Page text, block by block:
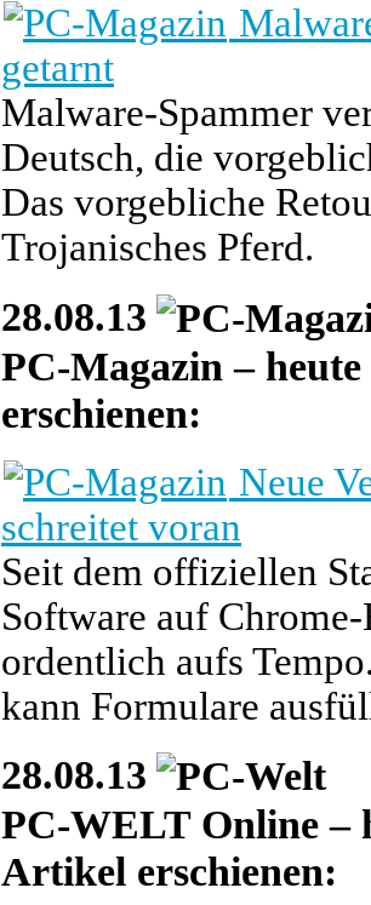
getarnt
Malware-Spammer
Deutsch, die
Das vorgebliche
Trojanisches Pferd.
28.08.13
PC-Magazin –
erschienen:
Neue
schreitet voran
Seit dem offiziellen
Software auf
ordentlich aufs
kann Formulare
28.08.13
PC-WELT Online –
Artikel erschienen: